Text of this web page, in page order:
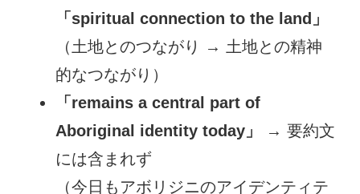
「spiritual connection to the land」
（土地とのつながり → 土地との精神
的なつながり）
「remains a central part of
Aboriginal identity today」
→ 要約文
には含まれず
（今日もアボリジニのアイデンティテ